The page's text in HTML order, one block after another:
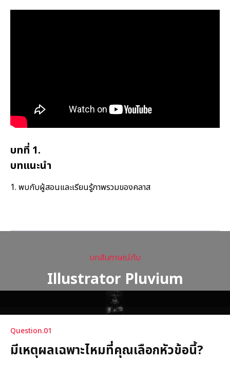
บทที่ 1.
บทแนะนำ
1. พบกับผู้สอนและเรียนรู้ภาพรวมของคลาส
บทสัมภาษณ์กับ
Illustrator Pluvium
Question.01
มีเหตุผลเฉพาะไหมที่คุณเลือกหัวข้อนี้?